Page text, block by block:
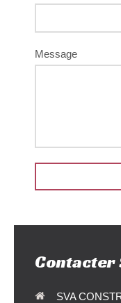
Message
Contacter
SVA